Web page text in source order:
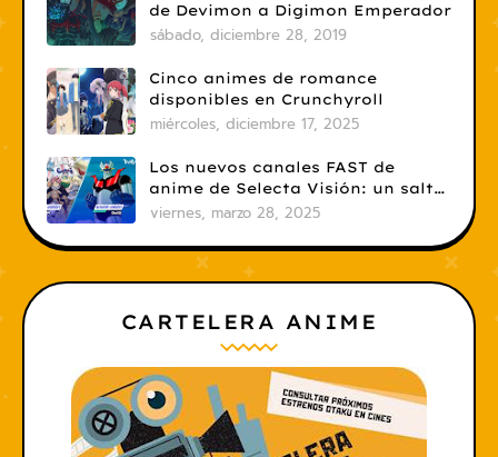
de Devimon a Digimon Emperador
sábado, diciembre 28, 2019
Cinco animes de romance
disponibles en Crunchyroll
miércoles, diciembre 17, 2025
Los nuevos canales FAST de
anime de Selecta Visión: un salto
necesario
viernes, marzo 28, 2025
CARTELERA ANIME